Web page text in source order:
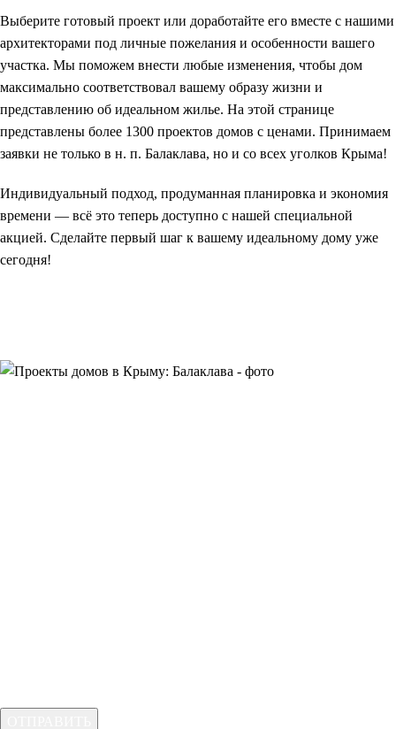
Выберите готовый проект или доработайте его вместе с нашими
архитекторами под личные пожелания и особенности вашего
участка. Мы поможем внести любые изменения, чтобы дом
максимально соответствовал вашему образу жизни и
представлению об идеальном жилье. На этой странице
представлены более 1300 проектов домов с ценами. Принимаем
заявки не только в н. п. Балаклава, но и со всех уголков Крыма!
Индивидуальный подход, продуманная планировка и экономия
времени — всё это теперь доступно с нашей специальной
акцией. Сделайте первый шаг к вашему идеальному дому уже
сегодня!